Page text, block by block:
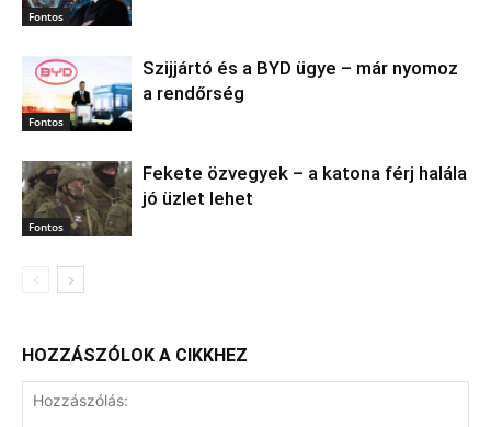
Fontos
Fontos
Szijjártó és a BYD ügye – már nyomoz
a rendőrség
Fontos
Fekete özvegyek – a katona férj halála
jó üzlet lehet
HOZZÁSZÓLOK A CIKKHEZ